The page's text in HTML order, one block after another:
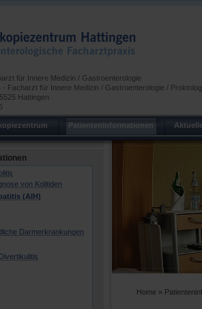
für Innere Medizin / Gastroenterologie
- Facharzt für Innere Medizin / Gastroenterologie /
Hattingen
Patienteninformationen
von Kolitiden
(AIH)
Darmerkrankungen
Home »